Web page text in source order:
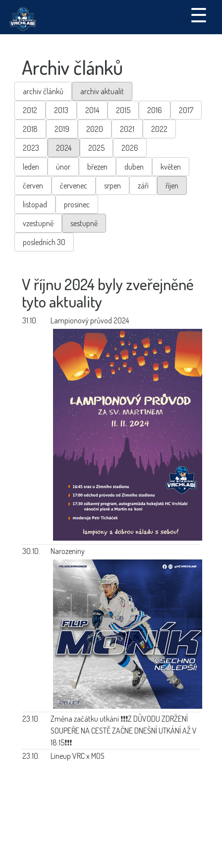
☰
Archiv článků
archiv článků
archiv aktualit
2012
2013 2014 2015 2016
2017
2018
2019 2020 2021
2022
2023
2024 2025
2026
leden
únor březen duben
květen
červen
červenec srpen září
říjen
listopad
prosinec
vzestupně
sestupně
posledních 30
V říjnu 2024 byly zveřejněné
tyto aktuality
31.10. Lampionový průvod 2024
30.10. Narozeniny
23.10. Změna začátku utkání ❗❗❗Z DŮVODU ZDRŽENÍ
SOUPEŘE NA CESTĚ ZAČNE DNEŠNÍ UTKÁNÍ AŽ V
18:15❗❗❗
23.10.
Lineup VRC x MOS